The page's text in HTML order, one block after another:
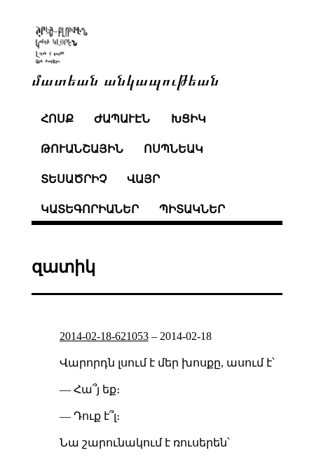
մատեան անկապութեան
ՀՈՍՔ ԺԱՊԱՒԷՆ ԽՑԻԿ
ԹՈՒԱՆՇԱՅԻՆ ՈՍՊՆԵԱԿ
ՏԵՍԱԾՐԻՉ ՎԱՅՐ
ԿԱՏԵԳՈՐԻԱՆԵՐ ՊԻՏԱԿՆԵՐ
զատիկ
2014-02-18-621053– 2014-02-18
Վարորդն լսում է մեր խոսքը, ասում է՝
— Հա՞յ եք։
— Դուք է՞լ։
Նա շարունակում է ռուսերեն՝